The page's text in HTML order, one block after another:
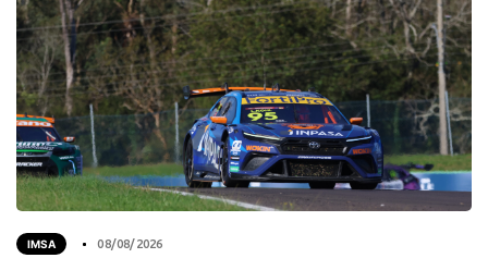
IMSA 08/08/2026